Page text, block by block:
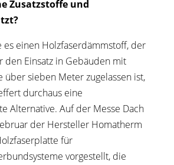
Zusatzstoffe und
es einen Holzfaserdämmstoff, der
den Einsatz in Gebäuden mit
über sieben Meter zugelassen ist,
durchaus eine
Alternative. Auf der Messe Dach
der Hersteller Homatherm
für
vorgestellt, die